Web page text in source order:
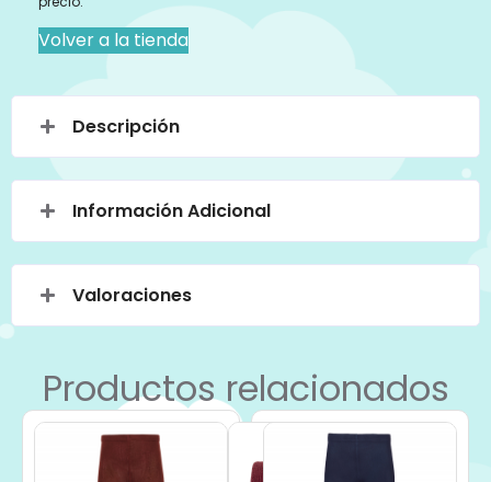
Volver a la tienda
Descripción
Información Adicional
Valoraciones
Productos relacionados